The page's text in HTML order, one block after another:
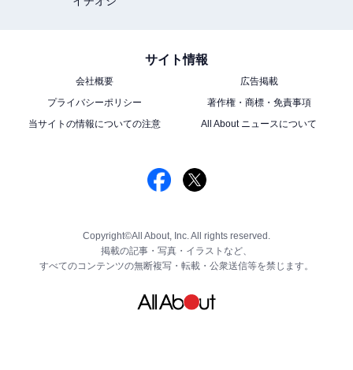
サイト情報
会社概要
広告掲載
プライバシーポリシー
著作権・商標・免責事項
当サイトの情報についての注意
All About ニュースについて
Copyright©All About, Inc. All rights reserved.
掲載の記事・写真・イラストなど、
すべてのコンテンツの無断複写・転載・公衆送信等を禁じます。